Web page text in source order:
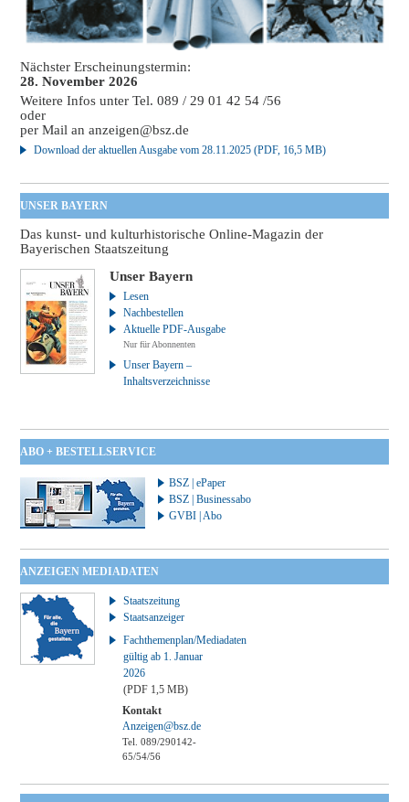
Nächster Erscheinungstermin:
28. November 2026
Weitere Infos unter Tel. 089 / 29 01 42 54 /56
oder
per Mail ananzeigen@bsz.de
Download der aktuellen Ausgabe vom 28.11.2025 (PDF, 16,5 MB)
UNSER BAYERN
Das kunst- und kulturhistorische Online-Magazin der
Bayerischen Staatszeitung
Unser Bayern
Lesen
Nachbestellen
Aktuelle PDF-Ausgabe
Nur für Abonnenten
Unser Bayern –
Inhaltsverzeichnisse
ABO + BESTELLSERVICE
BSZ | ePaper
BSZ | Businessabo
GVBI | Abo
ANZEIGEN MEDIADATEN
Staatszeitung
Staatsanzeiger
Fachthemenplan/Mediadaten
gültig ab 1. Januar
2026
(PDF 1,5 MB)
Kontakt
Anzeigen@bsz.de
Tel. 089/290142-
65/54/56